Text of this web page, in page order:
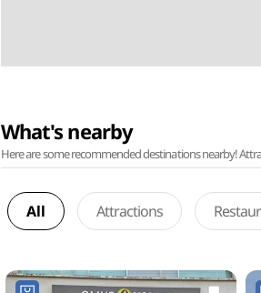
What's nearby
Here are some recommended destinations nearby!
All Attractions